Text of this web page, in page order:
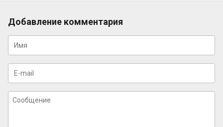
Добавление комментария